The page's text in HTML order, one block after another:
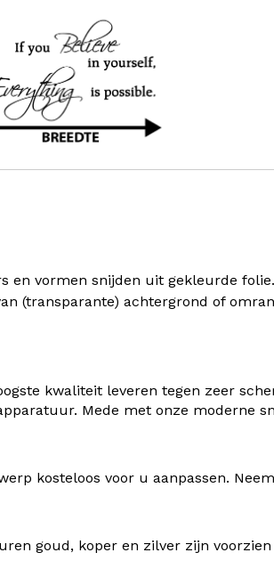
vormen snijden uit gekleurde folie.
(transparante) achtergrond of
kwaliteit leveren tegen zeer
Mede met onze moderne
kosteloos voor u aanpassen.
goud, koper en zilver zijn